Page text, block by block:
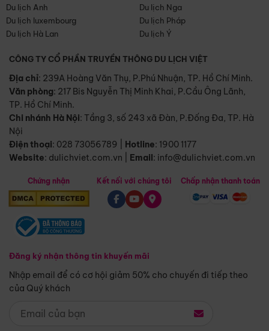
Du lịch Anh
Du lịch Nga
Du lịch luxembourg
Du lịch Pháp
Du lịch Hà Lan
Du lịch Ý
CÔNG TY CỔ PHẦN TRUYỀN THÔNG DU LỊCH VIỆT
Địa chỉ: 239A Hoàng Văn Thụ, P.Phú Nhuận, TP. Hồ Chí Minh.
Văn phòng: 217 Bis Nguyễn Thị Minh Khai, P.Cầu Ông Lãnh,
TP. Hồ Chí Minh.
Chi nhánh Hà Nội: Tầng 3, số 243 xã Đàn, P.Đống Đa, TP. Hà
Nội
Điện thoại: 028 73056789 Hotline: 1900 1177
Website: dulichviet.com.vn Email: info@dulichviet.com.vn
Chứng nhận
Đăng ký nhận thông tin khuyến mãi
Nhập email để có cơ hội giảm 50% cho chuyến đi tiếp theo
của Quý khách
Kết nối với chúng tôi Chấp nhận thanh toán